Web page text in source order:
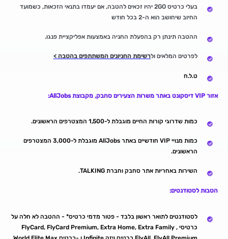
בעלי כרטיס 2GO יהיו זכאים להטבה, אם יעמדו בתנאי הזכאות, כשמועד
החיוב שיחושב הוא ה-2 בכל חודש
ההטבה תינתן רק בהפעלת החניה באמצעות אפליקציית פנגו.
לפרטים המלאים ולרשימת החניונים המשתתפים בהטבה >
ט.ל.ח
אזור VIP דיסקונט באתר משרות הצעירים סחבק, מקבוצת AllJobs:
כמות שדרוגי קורות החיים מוגבלת ל-1,500 המצטרפים הראשונים.
כמות מנויי VIP חודשיים באתר AllJobs מוגבלת ל-3,000 המצטרפים
הראשונים.
השירות באחריות אתר סחבק וחברת TALKING.
הטבות לסטודנטים:
לסטודנטים לתואר ראשון בלבד - פטור מדמי כרטיס* - ההטבה לא חלה על
כרטיסי FlyCard, FlyCard Premium, Extra Home, Extra Family ,